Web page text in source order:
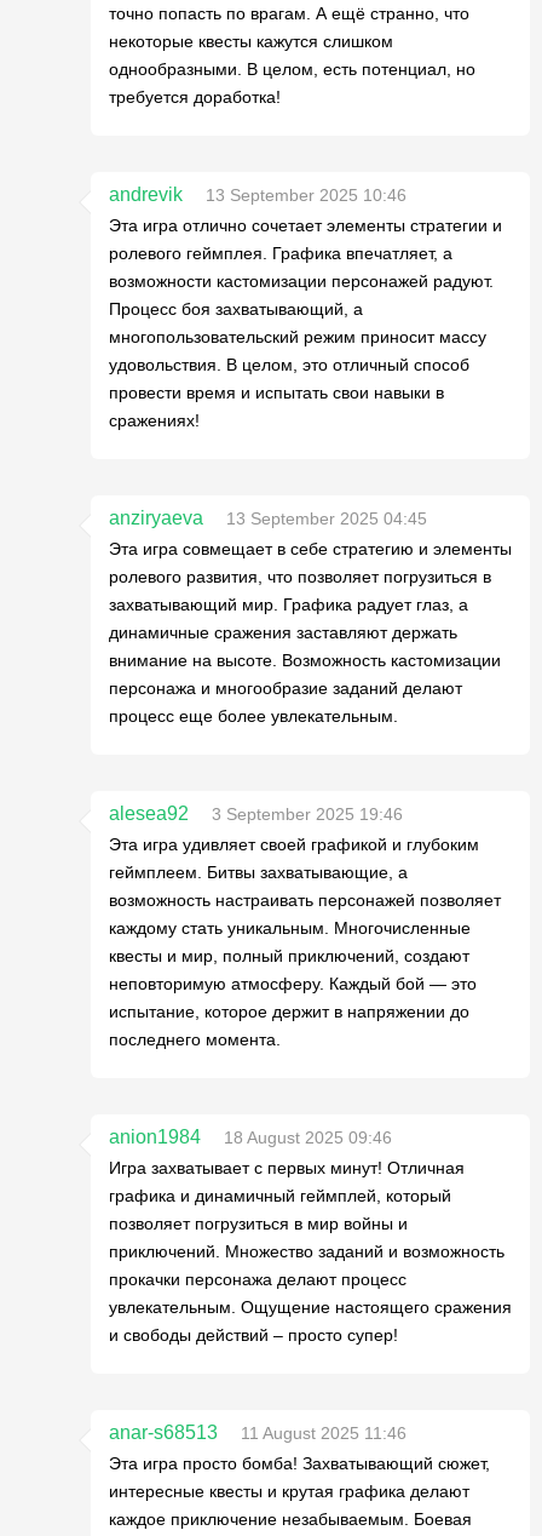
точно попасть по врагам. А ещё странно, что
некоторые квесты кажутся слишком
однообразными. В целом, есть потенциал, но
требуется доработка!
andrevik
13 September 2025 10:46
Эта игра отлично сочетает элементы стратегии и
ролевого геймплея. Графика впечатляет, а
возможности кастомизации персонажей радуют.
Процесс боя захватывающий, а
многопользовательский режим приносит массу
удовольствия. В целом, это отличный способ
провести время и испытать свои навыки в
сражениях!
anziryaeva
13 September 2025 04:45
Эта игра совмещает в себе стратегию и элементы
ролевого развития, что позволяет погрузиться в
захватывающий мир. Графика радует глаз, а
динамичные сражения заставляют держать
внимание на высоте. Возможность кастомизации
персонажа и многообразие заданий делают
процесс еще более увлекательным.
alesea92
3 September 2025 19:46
Эта игра удивляет своей графикой и глубоким
геймплеем. Битвы захватывающие, а
возможность настраивать персонажей позволяет
каждому стать уникальным. Многочисленные
квесты и мир, полный приключений, создают
неповторимую атмосферу. Каждый бой — это
испытание, которое держит в напряжении до
последнего момента.
anion1984
18 August 2025 09:46
Игра захватывает с первых минут! Отличная
графика и динамичный геймплей, который
позволяет погрузиться в мир войны и
приключений. Множество заданий и возможность
прокачки персонажа делают процесс
увлекательным. Ощущение настоящего сражения
и свободы действий – просто супер!
anar-s68513
11 August 2025 11:46
Эта игра просто бомба! Захватывающий сюжет,
интересные квесты и крутая графика делают
каждое приключение незабываемым. Боевая